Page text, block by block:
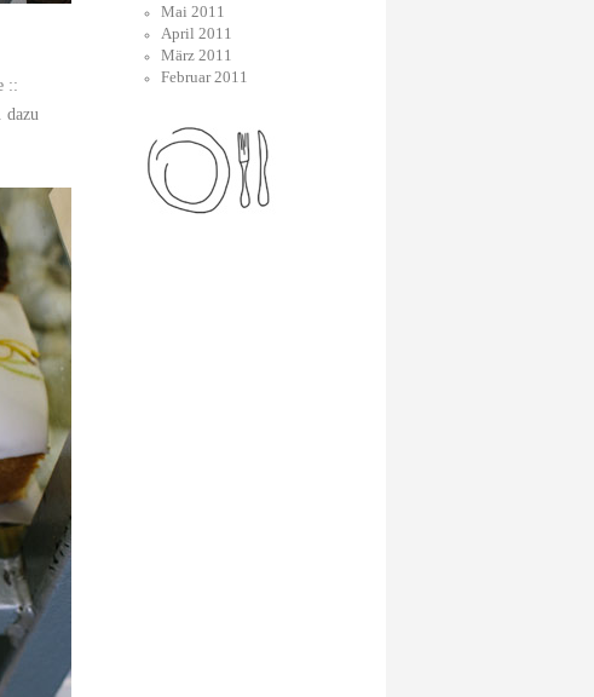
::
dazu
Mai 2011
April 2011
März 2011
Februar 2011